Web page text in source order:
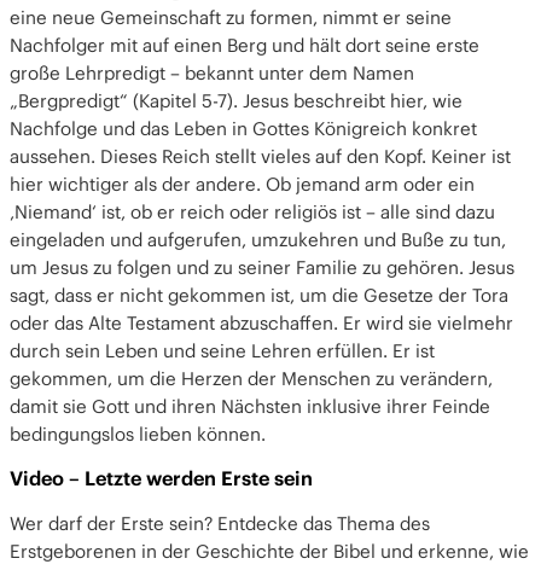
eine neue Gemeinschaft zu formen, nimmt er seine
Nachfolger mit auf einen Berg und hält dort seine erste
große Lehrpredigt – bekannt unter dem Namen
„Bergpredigt“ (Kapitel 5-7). Jesus beschreibt hier, wie
Nachfolge und das Leben in Gottes Königreich konkret
aussehen. Dieses Reich stellt vieles auf den Kopf. Keiner ist
hier wichtiger als der andere. Ob jemand arm oder ein
‚Niemand‘ ist, ob er reich oder religiös ist – alle sind dazu
eingeladen und aufgerufen, umzukehren und Buße zu tun,
um Jesus zu folgen und zu seiner Familie zu gehören. Jesus
sagt, dass er nicht gekommen ist, um die Gesetze der Tora
oder das Alte Testament abzuschaffen. Er wird sie vielmehr
durch sein Leben und seine Lehren erfüllen. Er ist
gekommen, um die Herzen der Menschen zu verändern,
damit sie Gott und ihren Nächsten inklusive ihrer Feinde
bedingungslos lieben können.
Video – Letzte werden Erste sein
Wer darf der Erste sein? Entdecke das Thema des
Erstgeborenen in der Geschichte der Bibel und erkenne, wie